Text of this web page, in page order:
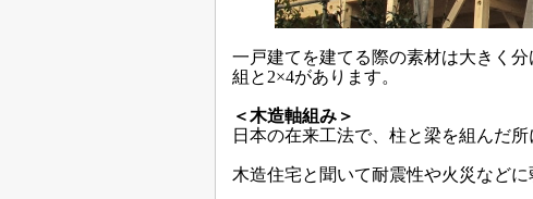
一戸建てを建てる際の素材は大きく
組と2×4があります。
＜木造軸組み＞
日本の在来工法で、柱と梁を組んだ
木造住宅と聞いて耐震性や火災など